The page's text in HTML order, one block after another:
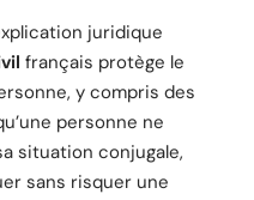
juridique
français protège le
y compris des
personne ne
situation conjugale,
sans risquer une